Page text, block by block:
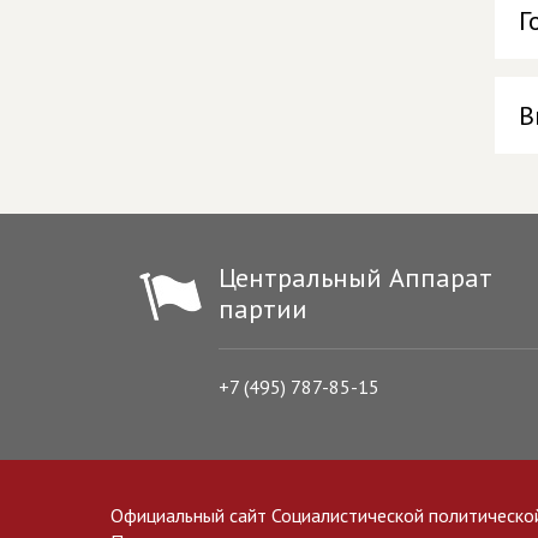
Центральный Аппарат
партии
+7 (495) 787-85-15
Официальный сайт Социалистической